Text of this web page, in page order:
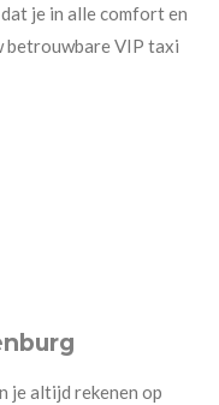
je in alle comfort en
betrouwbare VIP taxi
je altijd rekenen op